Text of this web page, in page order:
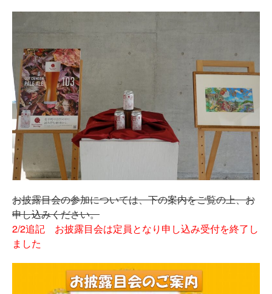
お披露目会の参加については、下の案内をご覧の上、お
申し込みください。
2/2追記 お披露目会は定員となり申し込み受付を終了し
ました